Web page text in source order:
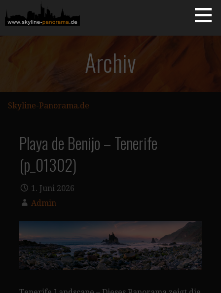
Inhalt
springen
SKYLINE-PANORAMA.DE
Archiv
Skyline-Panorama.de
Playa de Benijo – Tenerife
(p_01302)
1. Juni 2026
Admin